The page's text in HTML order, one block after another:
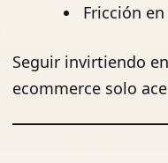
Fricción
Seguir invirtiendo
ecommerce solo